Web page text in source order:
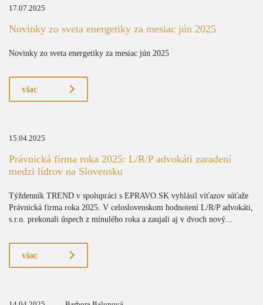
17.07.2025
Novinky zo sveta energetiky za mesiac jún 2025
Novinky zo sveta energetiky za mesiac jún 2025
viac
15.04.2025
Právnická firma roka 2025: L/R/P advokáti zaradení
medzi lídrov na Slovensku
Týždenník TREND v spolupráci s EPRAVO.SK vyhlásil víťazov súťaže
Právnická firma roka 2025. V celoslovenskom hodnotení L/R/P advokáti,
s.r.o. prekonali úspech z minulého roka a zaujali aj v dvoch nový...
viac